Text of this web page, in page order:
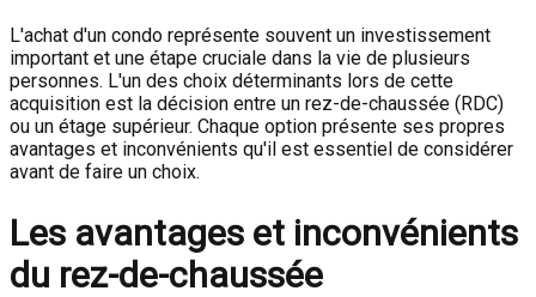
L'achat d'un condo représente souvent un investissement
important et une étape cruciale dans la vie de plusieurs
personnes. L'un des choix déterminants lors de cette
acquisition est la décision entre un rez-de-chaussée (RDC)
ou un étage supérieur. Chaque option présente ses propres
avantages et inconvénients qu'il est essentiel de considérer
avant de faire un choix.
Les avantages et inconvénients
du rez-de-chaussée